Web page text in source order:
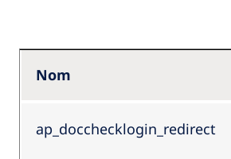
Nom
ap_docchecklogin_redirect